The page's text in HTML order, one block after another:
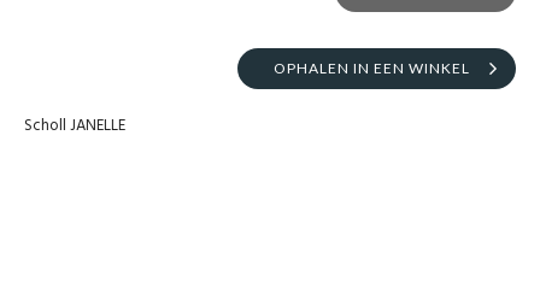
OPHALEN IN EEN WINKEL
Scholl JANELLE